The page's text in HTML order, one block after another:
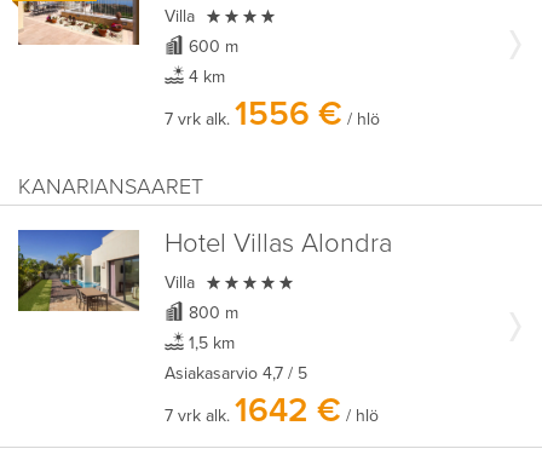
Villa 
600 m
4 km
7 vrk alk. 1556 € / hlö
KANARIANSAARET
Hotel Villas Alondra
Villa 
800 m
1,5 km
Asiakasarvio 4,7 / 5
7 vrk alk. 1642 € / hlö